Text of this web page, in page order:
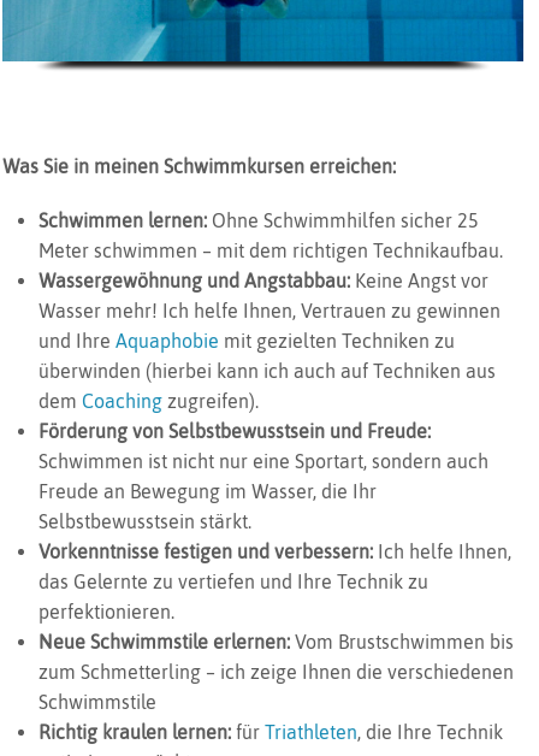
Was Sie in meinen Schwimmkursen erreichen:
Schwimmen lernen: Ohne Schwimmhilfen sicher 25
Meter schwimmen – mit dem richtigen Technikaufbau.
Wassergewöhnung und Angstabbau: Keine Angst vor
Wasser mehr! Ich helfe Ihnen, Vertrauen zu gewinnen
und IhreAquaphobie mit gezielten Techniken zu
überwinden (hierbei kann ich auch auf Techniken aus
dem Coaching zugreifen).
Förderung von Selbstbewusstsein und Freude:
Schwimmen ist nicht nur eine Sportart, sondern auch
Freude an Bewegung im Wasser, die Ihr
Selbstbewusstsein stärkt.
Vorkenntnisse festigen und verbessern: Ich helfe Ihnen,
das Gelernte zu vertiefen und Ihre Technik zu
perfektionieren.
Neue Schwimmstile erlernen: Vom Brustschwimmen bis
zum Schmetterling – ich zeige Ihnen die verschiedenen
Schwimmstile
Richtig kraulen lernen: fürTriathleten, die Ihre Technik